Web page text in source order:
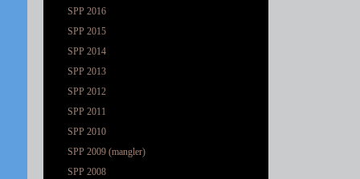
SPP 2016
SPP 2015
SPP 2014
SPP 2013
SPP 2012
SPP 2011
SPP 2010
SPP 2009 (mangler)
SPP 2008